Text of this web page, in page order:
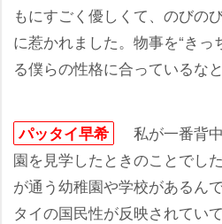
もにすごく優しくて、のびの
に惹かれました。物事を“きっ
る僕らの性格に合っているな
パッタイ早希
私が一番背
園を見学したときのことでし
が通う幼稚園や学校があるん
タイの国民性が反映されてい